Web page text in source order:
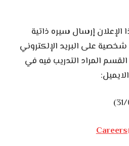
إرسال سيره ذاتية
على البريد الإلكتروني
المراد التدريب فيه في